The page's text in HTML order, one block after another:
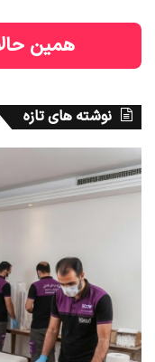
همین
نوشته های تازه